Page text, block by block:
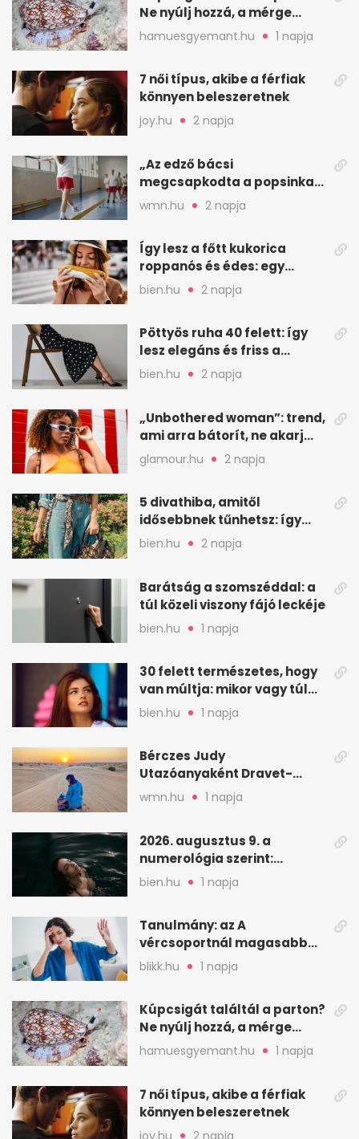
Ne nyúlj hozzá, a mérge
halálos is lehet
hamuesgyemant.hu 1 napja
7 női típus, akibe a férfiak
könnyen beleszeretnek
joy.hu 2 napja
„Az edző bácsi
megcsapkodta a popsinkat”
– Klára nyári táboros
wmn.hu 2 napja
Így lesz a főtt kukorica
roppanós és édes: egy
zöldséges trükkje
bien.hu 2 napja
Pöttyös ruha 40 felett: így
lesz elegáns és friss a
kedvenc minta
bien.hu 2 napja
„Unbothered woman”: trend,
ami arra bátorít, ne akarj
mindenkinek megfelelni
glamour.hu 2 napja
5 divathiba, amitől
idősebbnek tűnhetsz: így
frissíts a megjelenéseden
bien.hu 2 napja
Barátság a szomszéddal: a
túl közeli viszony fájó leckéje
bien.hu 1 napja
30 felett természetes, hogy
van múltja: mikor vagy túl
válogatós?
bien.hu 1 napja
Bérczes Judy
Utazóanyaként Dravet-
szindrómás kislányával is
wmn.hu 1 napja
2026. augusztus 9. a
numerológia szerint:
lezárás, megbocsátás,
bien.hu 1 napja
Tanulmány: az A
vércsoportnál magasabb
lehet a sztrók kockázata
blikk.hu 1 napja
Kúpcsigát találtál a parton?
Ne nyúlj hozzá, a mérge
halálos is lehet
hamuesgyemant.hu 1 napja
7 női típus, akibe a férfiak
könnyen beleszeretnek
joy.hu 2 napja